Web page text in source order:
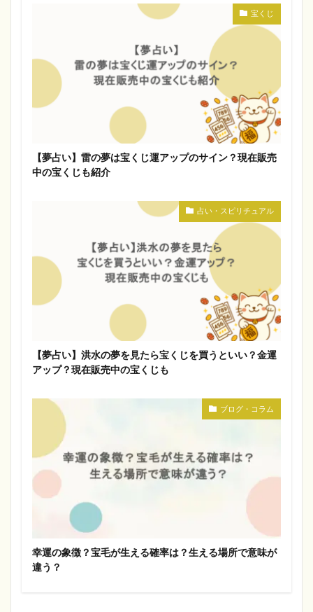
宝くじ
【夢占い】雷の夢は宝くじ運アップのサイン？現在販売
中の宝くじも紹介
占い・スピリチュアル
【夢占い】洪水の夢を見たら宝くじを買うといい？金運
アップ？現在販売中の宝くじも
ブログ・コラム
幸運の象徴？宝毛が生える確率は？生える場所で意味が
違う？